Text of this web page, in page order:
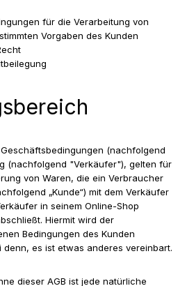
für die Verarbeitung von
Vorgaben des Kunden
(nachfolgend
(nachfolgend "Verkäufer"), gelten für
von Waren, die ein Verbraucher
„Kunde“) mit dem Verkäufer
in seinem Online-Shop
Hiermit wird der
Bedingungen des Kunden
es ist etwas anderes vereinbart.
dieser AGB ist jede natürliche